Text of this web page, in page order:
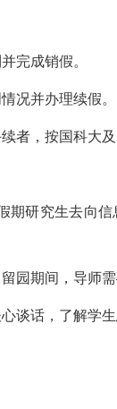
完成销假。
况并办理续假。
者，按国科大及
研究生去向
园期间，导师
谈话，了解学